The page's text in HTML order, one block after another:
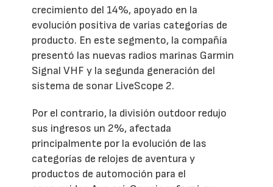
crecimiento del 14%, apoyado en la
evolución positiva de varias categorías de
producto. En este segmento, la compañía
presentó las nuevas radios marinas Garmin
Signal VHF y la segunda generación del
sistema de sonar LiveScope 2.
Por el contrario, la división outdoor redujo
sus ingresos un 2%, afectada
principalmente por la evolución de las
categorías de relojes de aventura y
productos de automoción para el